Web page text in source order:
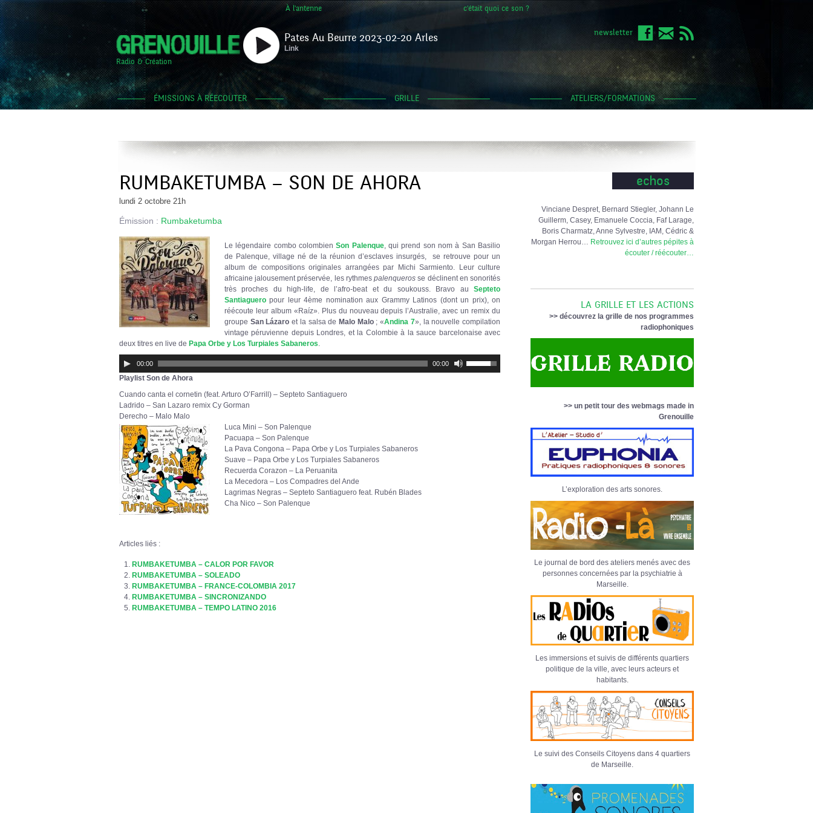
À l'antenne c'était quoi ce son ?
Radio & Création
Pates Au Beurre 2023-02-20 Arles
Link
newsletter
ÉMISSIONS À RÉECOUTER GRILLE ATELIERS/FORMATIONS
RUMBAKETUMBA – SON DE AHORA
lundi 2 octobre 21h
Émission : Rumbaketumba
Le légendaire combo colombienSon Palenque, qui prend son nom à San Basilio
de Palenque, village né de la réunion d’esclaves insurgés, se retrouve pour un
album de compositions originales arrangées par Michi Sarmiento. Leur culture
africaine jalousement préservée, les rythmespalenqueros se déclinent en sonorités
très proches du high-life, de l’afro-beat et du soukouss. Bravo au Septeto
Santiaguero pour leur 4ème nomination aux Grammy Latinos (dont un prix), on
réécoute leur album «Raíz». Plus du nouveau depuis l’Australie, avec un remix du
groupe San Lázaro et la salsa deMalo Malo; «Andina 7», la nouvelle compilation
vintage péruvienne depuis Londres, et la Colombie à la sauce barcelonaise avec
deux titres en live de Papa Orbe y Los Turpiales Sabaneros
audio00:00 00:00
les
flèches
Playlist Son de Ahora
Cuando canta el cornetin (feat. Arturo O’Farrill) – Septeto Santiaguero
Ladrido – San Lazaro remix Cy Gorman
Derecho – Malo Malo
Luca Mini – Son Palenque
Pacuapa – Son Palenque
La Pava Congona – Papa Orbe y Los Turpiales Sabaneros
Suave – Papa Orbe y Los Turpiales Sabaneros
Recuerda Corazon – La Peruanita
La Mecedora – Los Compadres del Ande
Lagrimas Negras – Septeto Santiaguero feat. Rubén Blades
Cha Nico – Son Palenque
Articles liés :
RUMBAKETUMBA – CALOR POR FAVOR
RUMBAKETUMBA – SOLEADO
RUMBAKETUMBA – FRANCE-COLOMBIA 2017
RUMBAKETUMBA – SINCRONIZANDO
RUMBAKETUMBA – TEMPO LATINO 2016
echos
Vinciane Despret, Bernard Stiegler, Johann Le
Guillerm, Casey, Emanuele Coccia, Faf Larage,
Boris Charmatz, Anne Sylvestre, IAM, Cédric &
Morgan Herrou… Retrouvez ici d’autres pépites à
écouter / réécouter…
LA GRILLE ET LES ACTIONS
>> découvrez la grille de nos programmes
radiophoniques
>> un petit tour des webmags made in
Grenouille
L’exploration des arts sonores.
Le journal de bord des ateliers menés avec des
personnes concernées par la psychiatrie à
Marseille.
Les immersions et suivis de différents quartiers
politique de la ville, avec leurs acteurs et
habitants.
Le suivi des Conseils Citoyens dans 4 quartiers
de Marseille.